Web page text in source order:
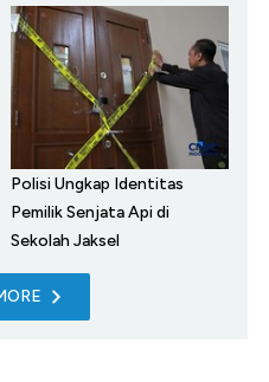
Polisi Ungkap Identitas
Pemilik Senjata Api di
Sekolah Jaksel